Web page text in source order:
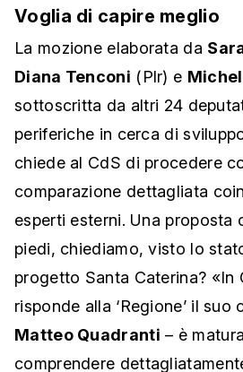
Voglia di capire meglio
La mozione elaborata da
Diana Tenconi (Plr) e
sottoscritta da altri 24
periferiche in cerca di
chiede al CdS di procedere
comparazione dettagliata
esperti esterni. Una proposta
piedi, chiediamo, visto lo
progetto Santa Caterina? «In
risponde alla ‘Regione’ il suo
Matteo Quadranti – è
comprendere